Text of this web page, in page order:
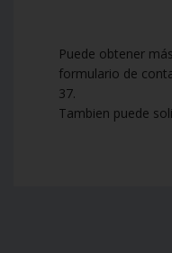
Puede obtener
formulario de
37.
Tambien puede